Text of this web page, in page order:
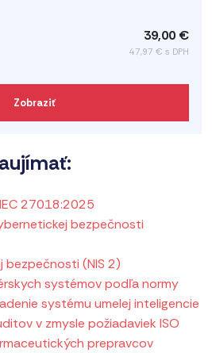
39,00 €
47,97 € s DPH
Zobraziť
27018:2025
bezpečnosti
(NIS 2)
systémov podľa normy
systému umelej inteligencie
v zmysle požiadaviek ISO
prepravcov